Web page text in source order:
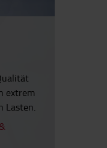
extrem
Lasten.